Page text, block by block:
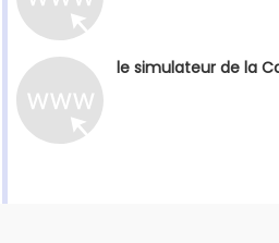
le simulateur de la